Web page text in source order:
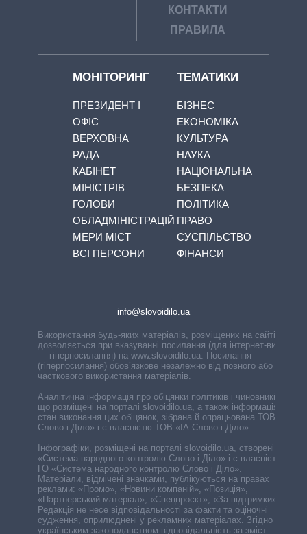
КОНТАКТИ
ПРАВИЛА
МОНІТОРИНГ
ПРЕЗИДЕНТ І
ОФІС
ВЕРХОВНА
РАДА
КАБІНЕТ
МІНІСТРІВ
ГОЛОВИ
ОБЛАДМІНІСТРАЦІЙ
МЕРИ МІСТ
ВСІ ПЕРСОНИ
ТЕМАТИКИ
БІЗНЕС
ЕКОНОМІКА
КУЛЬТУРА
НАУКА
НАЦІОНАЛЬНА
БЕЗПЕКА
ПОЛІТИКА
ПРАВО
СУСПІЛЬСТВО
ФІНАНСИ
info@slovoidilo.ua
Використання будь-яких матеріалів, розміщених на сайті,
дозволяється при вказуванні посилання (для інтернет-видань
— гіперпосилання) на www.slovoidilo.ua. Посилання
(гіперпосилання) обов’язкове незалежно від повного або
часткового використання матеріалів.
Аналітична інформація про обіцянки політиків і чиновників,
що розміщені на порталі slovoidilo.ua, а також інформація про
стан виконання цих обіцянок, зібрана й опрацьована ТОВ «ІА
Слово і Діло» і є власністю ТОВ «ІА Слово і Діло».
Інфографіки, розміщені на порталі slovoidilo.ua, створені ГО
«Система народного контролю Слово і Діло» і є власністю
ГО «Система народного контролю Слово і Діло».
Матеріали, відмічені значками, публікуються на правах
реклами: «Промо», «Новини компаній», «Позиція»,
«Партнерський матеріал», «Спецпроєкт», «За підтримки».
Редакція не несе відповідальності за факти та оціночні
судження, оприлюднені у рекламних матеріалах. Згідно з
українським законодавством відповідальність за зміст